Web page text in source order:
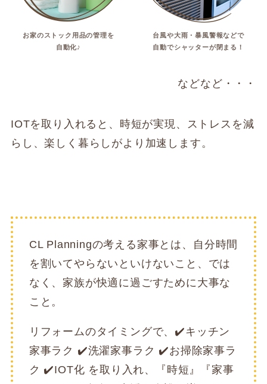
お家のストック用品の管理を
自動化♪
台風や大雨・暴風警報などで
自動でシャッターが閉まる！
などなど・・・
IOTを取り入れると、時短が実現、ストレスを減
らし、楽しく暮らしがより加速します。
CL Planningの考える家事とは、自分時間
を割いてやらないといけないこと、では
なく、家族が快適に過ごすために大事な
こと。
リフォームのタイミングで、✔️キッチン
家事ラク ✔️洗濯家事ラク ✔️お掃除家事ラ
ク ✔️IOT化 を取り入れ、『時短』『家事